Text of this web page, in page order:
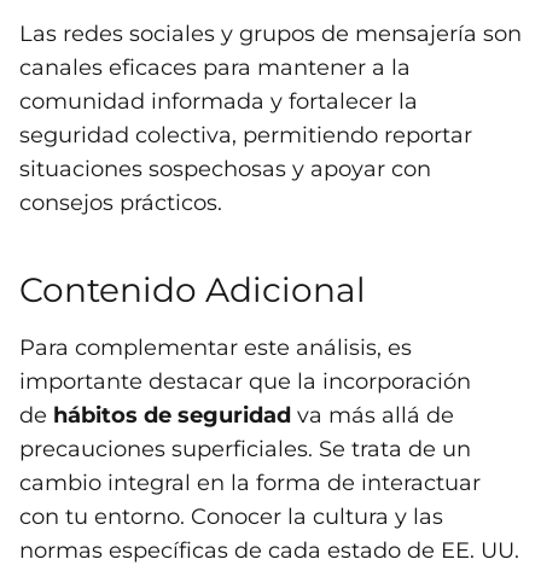
Las redes sociales y grupos de mensajería son
canales eficaces para mantener a la
comunidad informada y fortalecer la
seguridad colectiva, permitiendo reportar
situaciones sospechosas y apoyar con
consejos prácticos.
Contenido Adicional
Para complementar este análisis, es
importante destacar que la incorporación
de hábitos de seguridad va más allá de
precauciones superficiales. Se trata de un
cambio integral en la forma de interactuar
con tu entorno. Conocer la cultura y las
normas específicas de cada estado de EE. UU.